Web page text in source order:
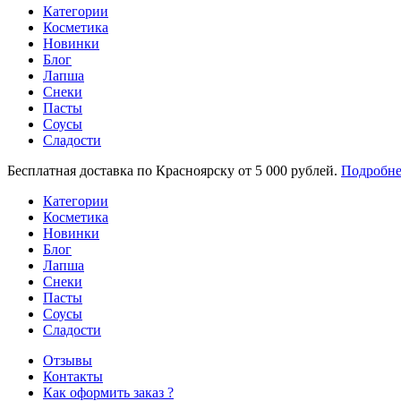
Категории
Косметика
Новинки
Блог
Лапша
Снеки
Пасты
Соусы
Сладости
Бесплатная доставка по Красноярску от 5 000 рублей.
Категории
Косметика
Новинки
Блог
Лапша
Снеки
Пасты
Соусы
Сладости
Отзывы
Контакты
Как оформить заказ ?